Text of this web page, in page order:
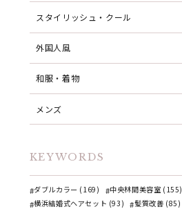
スタイリッシュ・クール
外国人風
和服・着物
メンズ
KEYWORDS
ダブルカラー (169) 中央林間美容室 (155)
横浜結婚式ヘアセット (93)
髪質改善 (85)